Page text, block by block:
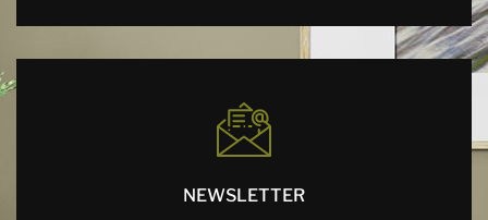
NEWSLETTER